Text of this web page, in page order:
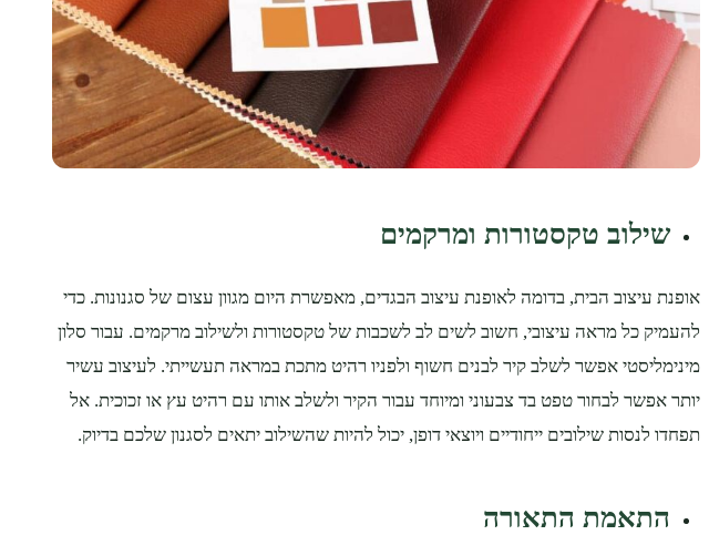
שילוב טקסטורות ומרקמים
אופנת עיצוב הבית, בדומה לאופנת עיצוב הבגדים, מאפשרת היום מגוון עצום של סגנונות. כדי
להעמיק כל מראה עיצובי, חשוב לשים לב לשכבות של טקסטורות ולשילוב מרקמים. עבור סלון
מינימליסטי אפשר לשלב קיר לבנים חשוף ולפניו רהיט מתכת במראה תעשייתי. לעיצוב עשיר
יותר אפשר לבחור טפט בד צבעוני ומיוחד עבור הקיר ולשלב אותו עם רהיט עץ או זכוכית. אל
תפחדו לנסות שילובים ייחודיים ויוצאי דופן, יכול להיות שהשילוב יתאים לסגנון שלכם בדיוק.
התאמת התאורה